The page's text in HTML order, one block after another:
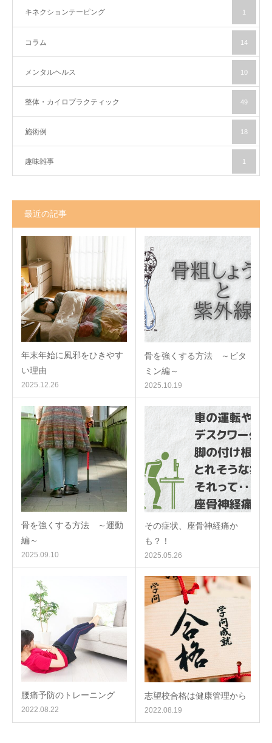
キネクションテーピング 1
コラム 14
メンタルヘルス 10
整体・カイロプラクティック 49
施術例 18
趣味雑事 1
最近の記事
年末年始に風邪をひきやす
い理由
2025.12.26
骨を強くする方法 ～ビタ
ミン編～
2025.10.19
骨を強くする方法 ～運動
編～
2025.09.10
その症状、座骨神経痛か
も？！
2025.05.26
腰痛予防のトレーニング
2022.08.22
志望校合格は健康管理から
2022.08.19